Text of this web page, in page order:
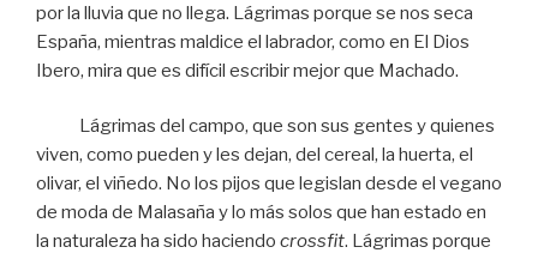
por la lluvia que no llega. Lágrimas porque se nos seca
España, mientras maldice el labrador, como en El Dios
Ibero, mira que es difícil escribir mejor que Machado.
Lágrimas del campo, que son sus gentes y quienes
viven, como pueden y les dejan, del cereal, la huerta, el
olivar, el viñedo. No los pijos que legislan desde el vegano
de moda de Malasaña y lo más solos que han estado en
la naturaleza ha sido haciendo crossfit. Lágrimas porque